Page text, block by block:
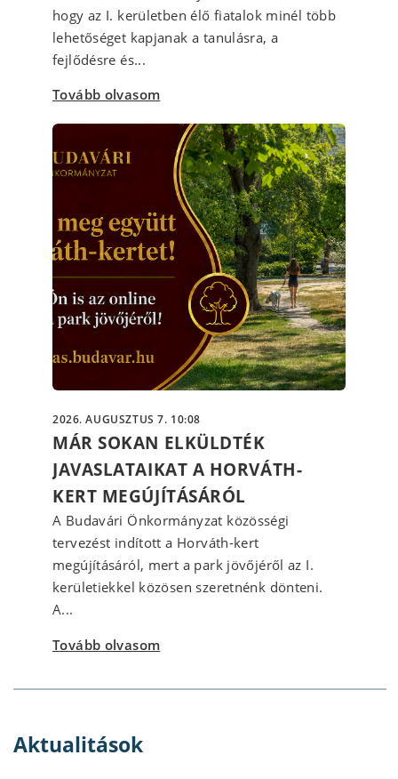
hogy az I. kerületben élő fiatalok minél több
lehetőséget kapjanak a tanulásra, a
fejlődésre és...
Tovább olvasom
2026. AUGUSZTUS 7. 10:08
MÁR SOKAN ELKÜLDTÉK
JAVASLATAIKAT A HORVÁTH-
KERT MEGÚJÍTÁSÁRÓL
A Budavári Önkormányzat közösségi
tervezést indított a Horváth-kert
megújításáról, mert a park jövőjéről az I.
kerületiekkel közösen szeretnénk dönteni.
A...
Tovább olvasom
Aktualitások